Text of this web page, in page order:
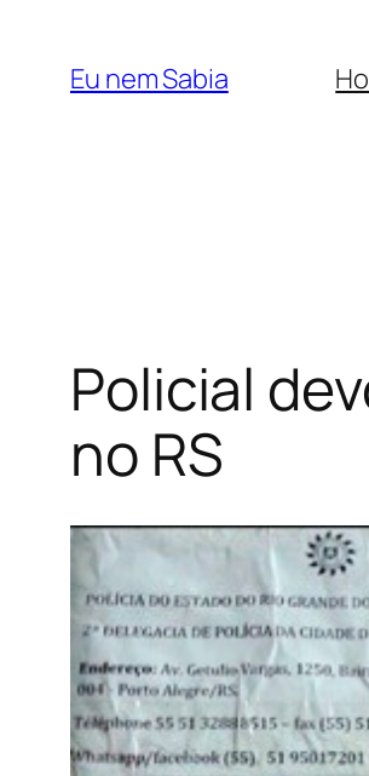
Eu nem Sabia
Policial
no RS